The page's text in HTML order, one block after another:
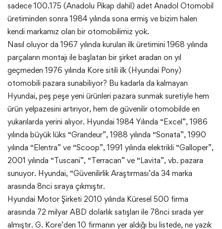
sadece 100.175 (Anadolu Pikap dahil) adet Anadol Otomobil
üretiminden sonra 1984 yılında sona ermiş ve bizim halen
kendi markamız olan bir otomobilimiz yok.
Nasıl oluyor da 1967 yılında kurulan ilk üretimini 1968 yılında
parçaların montajı ile başlatan bir şirket aradan on yıl
geçmeden 1976 yılında Kore sitili ilk (Hyundai Pony)
otomobili pazara sunabiliyor? Bu kadarla da kalmayan
Hyundai, peş peşe yeni ürünleri pazara sunmak suretiyle hem
ürün yelpazesini artırıyor, hem de güvenilir otomobilde en
yukarılarda yerini alıyor. Hyundai 1984 Yılında “Excel”, 1986
yılında büyük lüks “Grandeur”, 1988 yılında “Sonata”, 1990
yılında “Elentra” ve “Scoop”, 1991 yılında elektrikli “Galloper”,
2001 yılında “Tuscani”, “Terracan” ve “Lavita”, vb. pazara
sunuyor. Hyundai, “Güvenilirlik Araştırması’da 34 marka
arasında 8nci sıraya çıkmıştır.
Hyundai Motor Şirketi 2010 yılında Küresel 500 firma
arasında 72 milyar ABD dolarlık satışları ile 78nci sırada yer
almıştır. G. Kore’den 10 firmanın yer aldığı bu listede, ne yazık